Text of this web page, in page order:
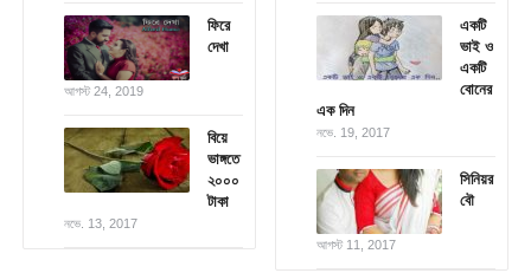
ফিরে
দেখা
আগস্ট 24, 2019
বিয়ে
ভাঙ্গতে
২০০০
টাকা
নভে. 13, 2017
একটি
ভাই ও
একটি
বোনের
এক দিন
নভে. 19, 2017
সিনিয়র
বৌ
আগস্ট 11, 2017